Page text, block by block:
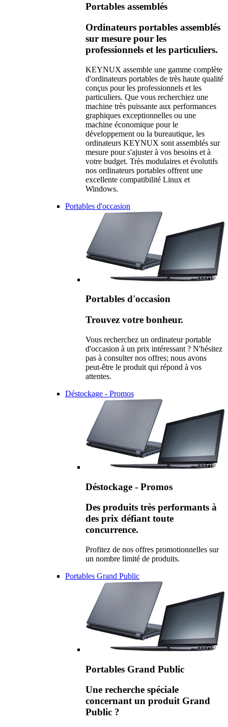
Portables assemblés
Ordinateurs portables assemblés
sur mesure pour les
professionnels et les particuliers.
KEYNUX assemble une gamme complète
d'ordinateurs portables de très haute qualité
conçus pour les professionnels et les
particuliers. Que vous recherchiez une
machine très puissante aux performances
graphiques exceptionnelles ou une
machine économique pour le
développement ou la bureautique, les
ordinateurs KEYNUX sont assemblés sur
mesure pour s'ajuster à vos besoins et à
votre budget. Très modulaires et évolutifs
nos ordinateurs portables offrent une
excellente compatibilité Linux et
Windows.
Portables d'occasion
Portables d'occasion
Trouvez votre bonheur.
Vous recherchez un ordinateur portable
d'occasion à un prix intéressant ? N'hésitez
pas à consulter nos offres; nous avons
peut-être le produit qui répond à vos
attentes.
Déstockage - Promos
Déstockage - Promos
Des produits très performants à
des prix défiant toute
concurrence.
Profitez de nos offres promotionnelles sur
un nombre limité de produits.
Portables Grand Public
Portables Grand Public
Une recherche spéciale
concernant un produit Grand
Public ?